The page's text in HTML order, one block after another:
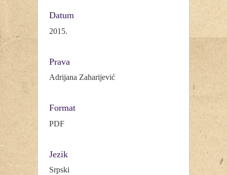
Datum
2015.
Prava
Adrijana Zaharijević
Format
PDF
Jezik
Srpski